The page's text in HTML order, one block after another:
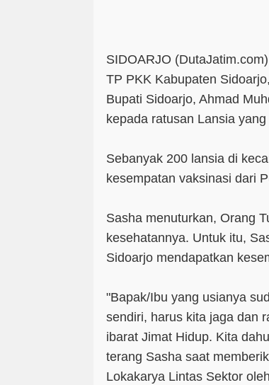
SIDOARJO
TP PKK Kabupaten
Bupati Sidoarjo, Ahmad
kepada ratusan Lansia
Sebanyak 200 lansia di
kesempatan vaksinasi dari
Sasha menuturkan, Orang
kesehatannya. Untuk itu,
Sidoarjo mendapatkan
"Bapak/Ibu yang usianya
sendiri, harus kita jaga dan
ibarat Jimat Hidup. Kita
terang Sasha saat
Lokakarya Lintas Sektor